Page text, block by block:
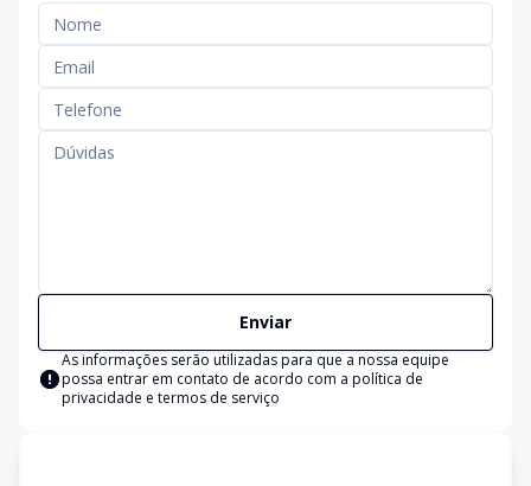
Enviar
As informações serão utilizadas para que a nossa equipe
possa entrar em contato de acordo com a política de
privacidade e termos de serviço